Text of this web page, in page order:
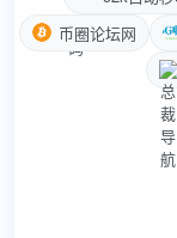
币圈论坛网